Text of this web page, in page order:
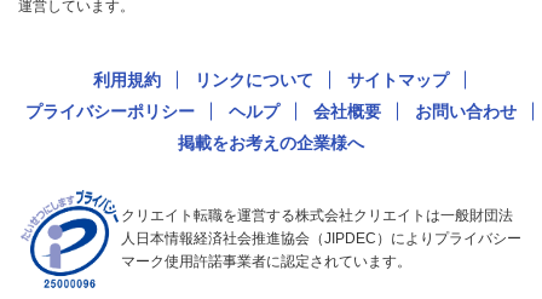
運営しています。
利用規約 リンクについて
サイトマップ
プライバシーポリシー
ヘルプ 会社概要
お問い合わせ
掲載をお考えの企業様へ
クリエイト転職を運営する株式会社クリエイトは一般財団法
人日本情報経済社会推進協会（JIPDEC）によりプライバシー
マーク使用許諾事業者に認定されています。